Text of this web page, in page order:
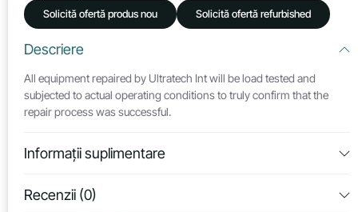
Solicită ofertă produs nou Solicită ofertă refurbished
Descriere
All equipment repaired by Ultratech Int will be load tested and
subjected to actual operating conditions to truly confirm that the
repair process was successful.
Informații suplimentare
Recenzii (0)